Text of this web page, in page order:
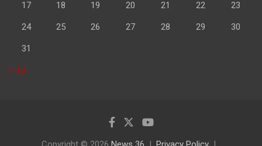
17 18 19 20 21 22 23
24 25 26 27 28 29 30
31
« Jul